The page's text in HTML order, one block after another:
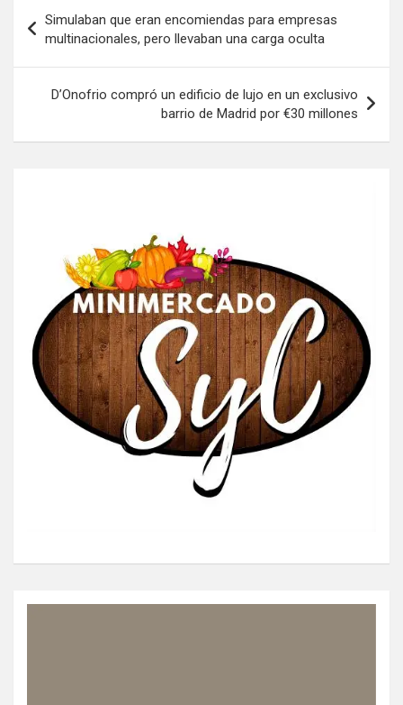
de
entradas
Simulaban que eran encomiendas para empresas
multinacionales, pero llevaban una carga oculta
D’Onofrio compró un edificio de lujo en un exclusivo
barrio de Madrid por €30 millones